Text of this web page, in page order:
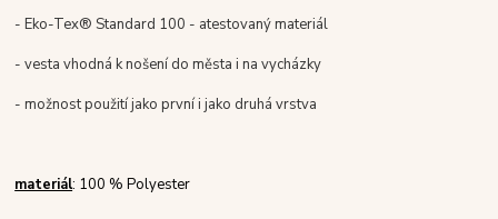
- Eko-Tex® Standard 100 - atestovaný materiál
- vesta vhodná k nošení do města i na vycházky
- možnost použití jako první i jako druhá vrstva
materiál: 100 % Polyester